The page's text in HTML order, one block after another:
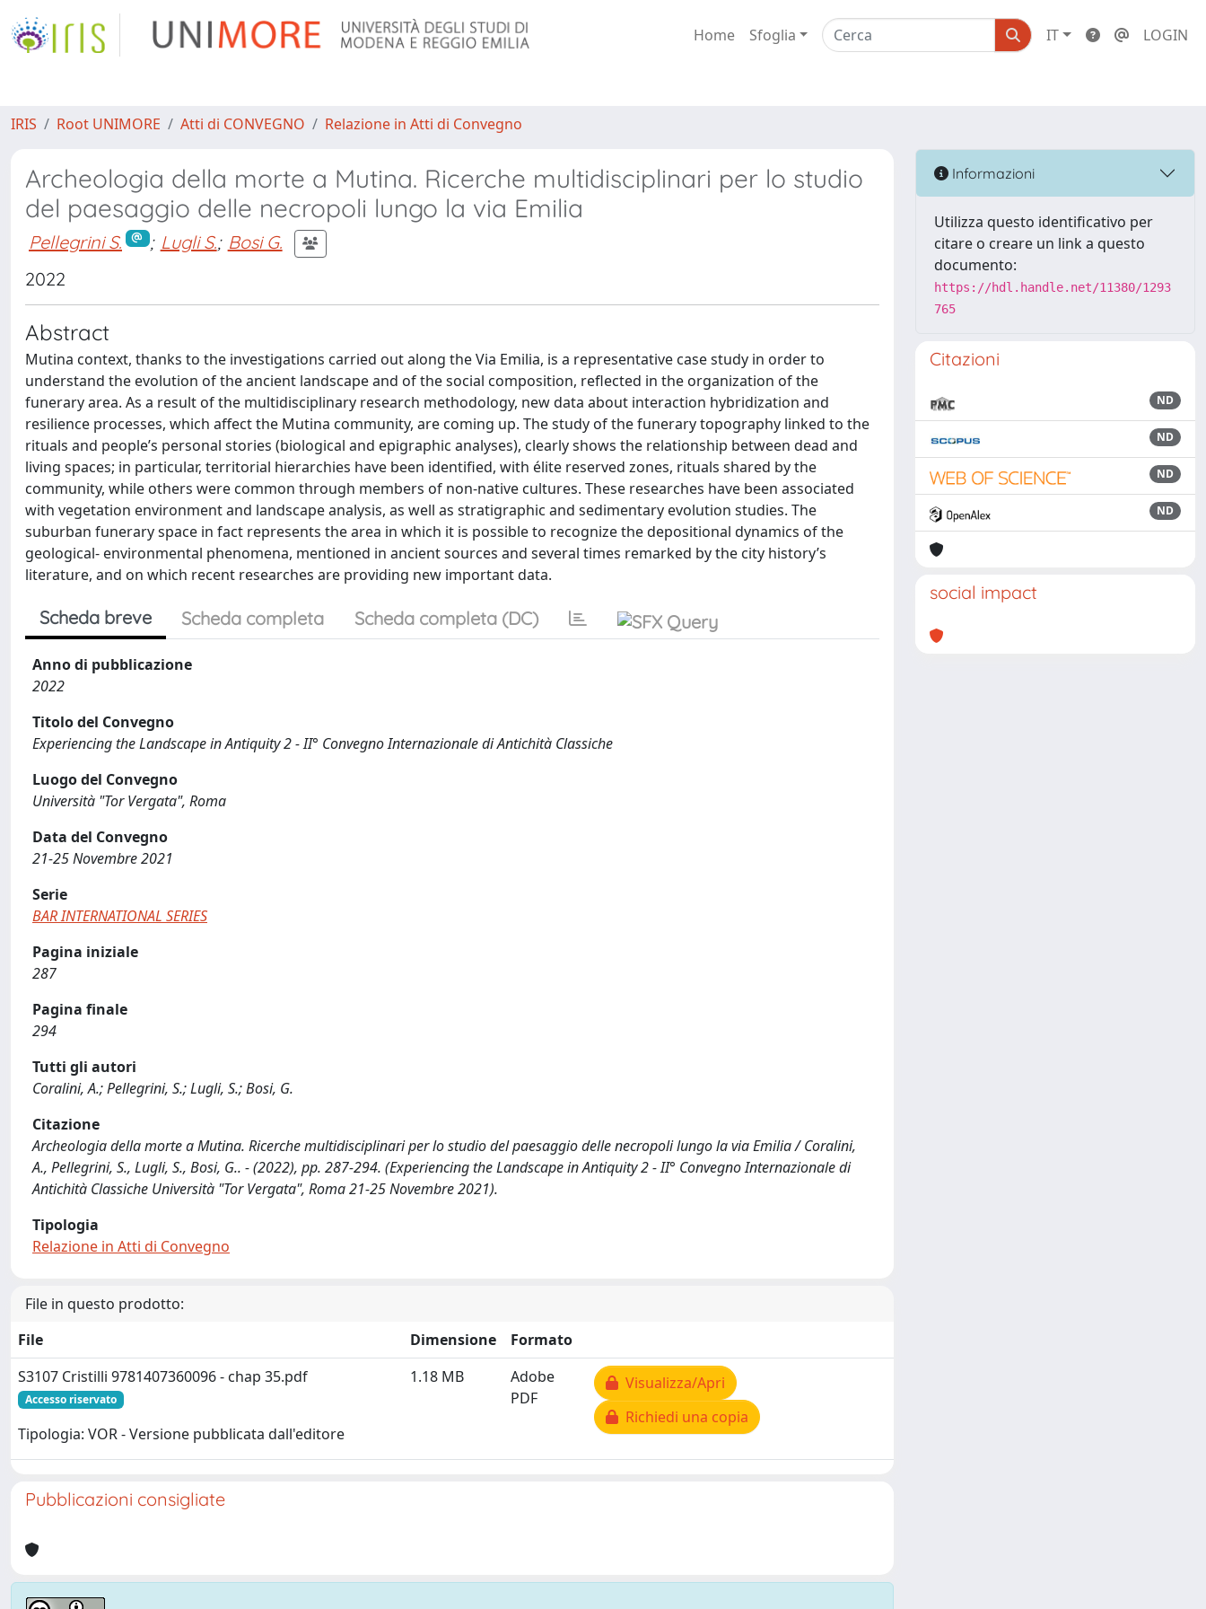
Home Sfoglia IT LOGIN
IRIS Root UNIMORE Atti di CONVEGNO Relazione in Atti di Convegno
Archeologia della morte a Mutina. Ricerche multidisciplinari per lo studio
del paesaggio delle necropoli lungo la via Emilia
Pellegrini S. ; Lugli S.; Bosi G.
2022
Abstract
Mutina context, thanks to the investigations carried out along the Via Emilia, is a representative case study in order to
understand the evolution of the ancient landscape and of the social composition, reflected in the organization of the
funerary area. As a result of the multidisciplinary research methodology, new data about interaction hybridization and
resilience processes, which affect the Mutina community, are coming up. The study of the funerary topography linked to the
rituals and people’s personal stories (biological and epigraphic analyses), clearly shows the relationship between dead and
living spaces; in particular, territorial hierarchies have been identified, with élite reserved zones, rituals shared by the
community, while others were common through members of non-native cultures. These researches have been associated
with vegetation environment and landscape analysis, as well as stratigraphic and sedimentary evolution studies. The
suburban funerary space in fact represents the area in which it is possible to recognize the depositional dynamics of the
geological- environmental phenomena, mentioned in ancient sources and several times remarked by the city history’s
literature, and on which recent researches are providing new important data.
Scheda breve Scheda completa Scheda completa (DC)
Anno di pubblicazione
2022
Titolo del Convegno
Experiencing the Landscape in Antiquity 2 - II° Convegno Internazionale di Antichità Classiche
Luogo del Convegno
Università "Tor Vergata", Roma
Data del Convegno
21-25 Novembre 2021
Serie
BAR INTERNATIONAL SERIES
Pagina iniziale
287
Pagina finale
294
Tutti gli autori
Coralini, A.; Pellegrini, S.; Lugli, S.; Bosi, G.
Citazione
Archeologia della morte a Mutina. Ricerche multidisciplinari per lo studio del paesaggio delle necropoli lungo la via Emilia / Coralini,
A., Pellegrini, S., Lugli, S., Bosi, G.. - (2022), pp. 287-294. (Experiencing the Landscape in Antiquity 2 - II° Convegno Internazionale di
Antichità Classiche Università "Tor Vergata", Roma 21-25 Novembre 2021).
Tipologia
Relazione in Atti di Convegno
File in questo prodotto:
File
Dimensione
Formato
S3107 Cristilli 9781407360096 - chap 35.pdf
Accesso riservato
Tipologia: VOR - Versione pubblicata dall'editore
1.18 MB
Adobe
PDF
Visualizza/Apri
Richiedi una copia
Pubblicazioni consigliate
Informazioni
Utilizza questo identificativo per
citare o creare un link a questo
documento:
https://hdl.handle.net/11380/1293
765
Citazioni
ND
ND
ND
ND
social impact